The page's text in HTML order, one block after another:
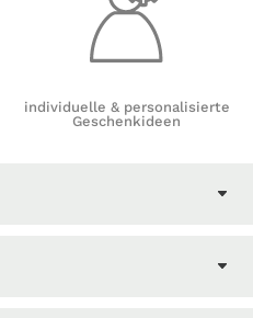
individuelle & personalisierte
Geschenkideen